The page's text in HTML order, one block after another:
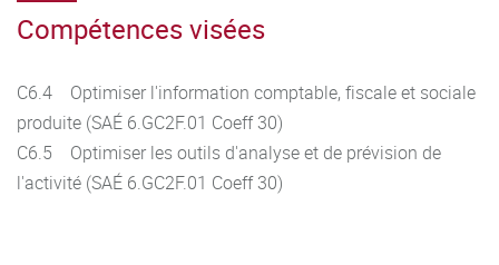
Compétences visées
C6.4 Optimiser l'information comptable, fiscale et sociale
produite (SAÉ 6.GC2F.01 Coeff 30)
C6.5 Optimiser les outils d'analyse et de prévision de
l'activité (SAÉ 6.GC2F.01 Coeff 30)